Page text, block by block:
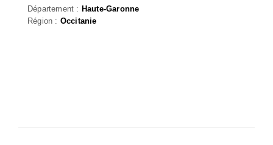
Département : Haute-Garonne
Région : Occitanie